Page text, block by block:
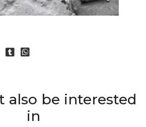
also be interested
in